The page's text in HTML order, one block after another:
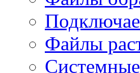
Файлы